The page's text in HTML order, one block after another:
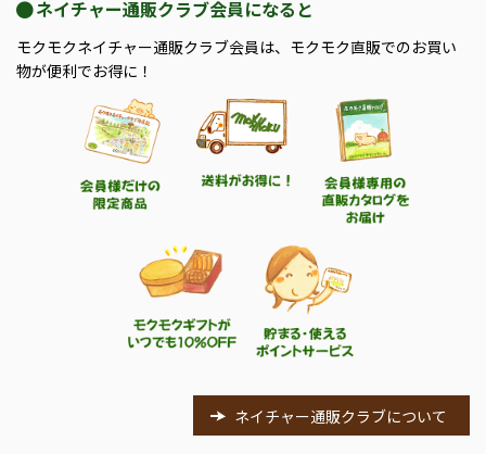
ネイチャー通販クラブ会員になると
モクモクネイチャー通販クラブ会員は、モクモク直販でのお買い
物が便利でお得に！
ネイチャー通販クラブについて